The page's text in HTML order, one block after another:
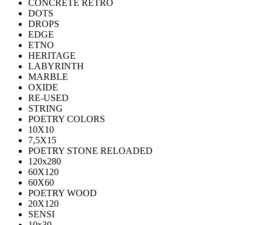
CONCRETE RETRO
DOTS
DROPS
EDGE
ETNO
HERITAGE
LABYRINTH
MARBLE
OXIDE
RE-USED
STRING
POETRY COLORS
10Х10
7,5Х15
POETRY STONE RELOADED
120x280
60Х120
60Х60
POETRY WOOD
20Х120
SENSI